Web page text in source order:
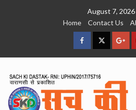
August 7, 2026
Home
Contact Us
facebookTwitter